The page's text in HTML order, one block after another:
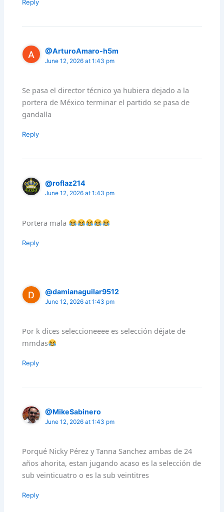
Reply
@ArturoAmaro-h5m
June 12, 2026 at 1:43 pm
Se pasa el director técnico ya hubiera dejado a la
portera de México terminar el partido se pasa de
gandalla
Reply
@roflaz214
June 12, 2026 at 1:43 pm
Portera mala
Reply
@damianaguilar9512
June 12, 2026 at 1:43 pm
Por k dices seleccioneeee es selección déjate de
mmdas
Reply
@MikeSabinero
June 12, 2026 at 1:43 pm
Porqué Nicky Pérez y Tanna Sanchez ambas de 24
años ahorita, estan jugando acaso es la selección de
sub veinticuatro o es la sub veintitres
Reply